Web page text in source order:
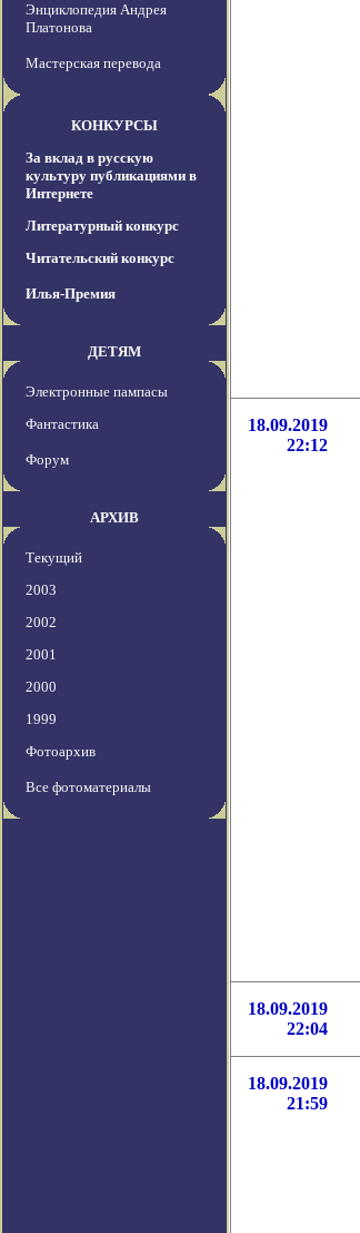
Энциклопедия Андрея
Платонова
Мастерская перевода
КОНКУРСЫ
За вклад в русскую
культуру публикациями в
Интернете
Литературный конкурс
Читательский конкурс
Илья-Премия
ДЕТЯМ
Электронные пампасы
Фантастика
Форум
АРХИВ
Текущий
2003
2002
2001
2000
1999
Фотоархив
Все фотоматериалы
18.09.2019
22:12
18.09.2019
22:04
18.09.2019
21:59